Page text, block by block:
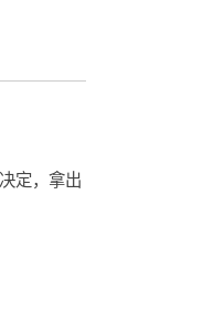
定，拿出